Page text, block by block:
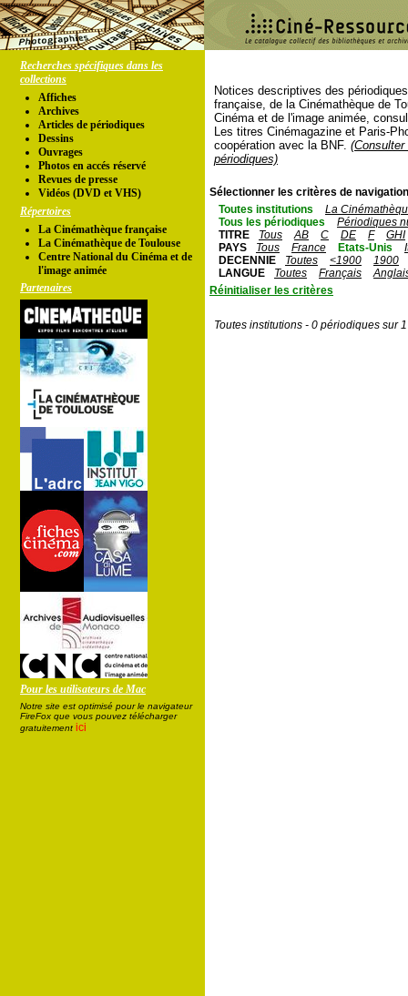
Recherches spécifiques dans les
collections
Affiches
Archives
Articles de périodiques
Dessins
Ouvrages
Photos en accés réservé
Revues de presse
Vidéos (DVD et VHS)
Répertoires
La Cinémathèque française
La Cinémathèque de Toulouse
Centre National du Cinéma et de
l'image animée
Partenaires
Pour les utilisateurs de Mac
Notre site est optimisé pour le navigateur
FireFox que vous pouvez télécharger
gratuitement ici
Notices descriptives des
française, de la Cinémathèque de
Cinéma et de l'image animée,
Les titres Cinémagazine et Paris-
coopération avec la BNF.
périodiques)
Sélectionner les critères de
Toutes institutions
La
Tous les périodiques
Périodiques
TITRE
Tous AB C DE F
GHI
PAYS
Tous France Etats-Unis
DECENNIE
Toutes <1900
1900
LANGUE
Toutes Français
Réinitialiser les critères
Toutes institutions - 0 périodiques sur